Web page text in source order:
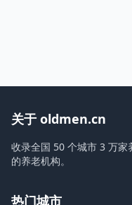
关于 oldmen.cn
收录全国 50 个城市 3 万
的养老机构。
热门城市